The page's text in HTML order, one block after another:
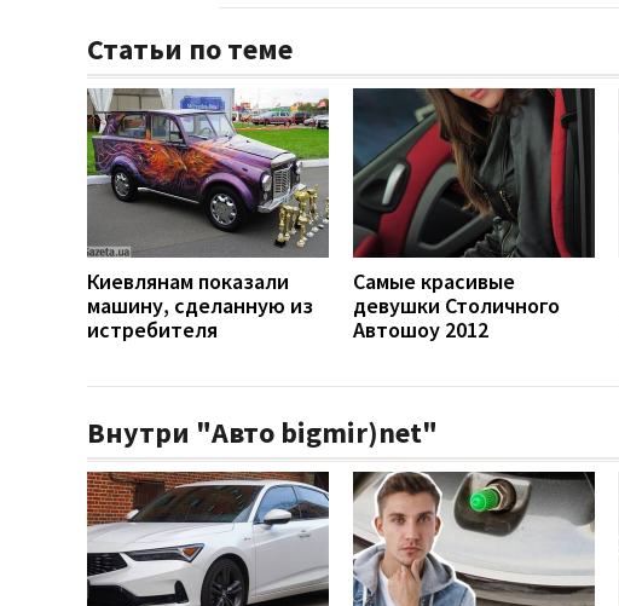
Статьи по теме
Киевлянам показали
машину, сделанную из
истребителя
Самые красивые
девушки Столичного
Автошоу 2012
Внутри "Авто bigmir)net"